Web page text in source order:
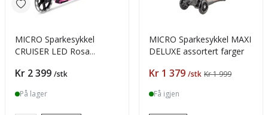
MICRO Sparkesykkel
CRUISER LED Rosa
Pris
Kr 2 399 /stk
På lager
MICRO Sparkesykkel MAXI
DELUXE assortert farger
Pris
Kr 1 379 /stk Kr 1 999
Få igjen